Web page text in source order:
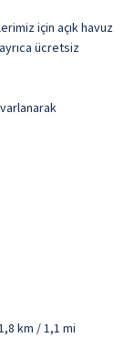
için açık havuz
ücretsiz
km / 1,1 mi